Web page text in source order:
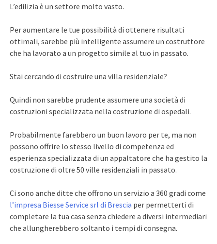
L’edilizia è un settore molto vasto.
Per aumentare le tue possibilità di ottenere risultati
ottimali, sarebbe più intelligente assumere un costruttore
che ha lavorato a un progetto simile al tuo in passato.
Stai cercando di costruire una villa residenziale?
Quindi non sarebbe prudente assumere una società di
costruzioni specializzata nella costruzione di ospedali.
Probabilmente farebbero un buon lavoro per te, ma non
possono offrire lo stesso livello di competenza ed
esperienza specializzata di un appaltatore che ha gestito la
costruzione di oltre 50 ville residenziali in passato.
Ci sono anche ditte che offrono un servizio a 360 gradi come
l’impresa Biesse Service srl di Brescia per permetterti di
completare la tua casa senza chiedere a diversi intermediari
che allungherebbero soltanto i tempi di consegna.